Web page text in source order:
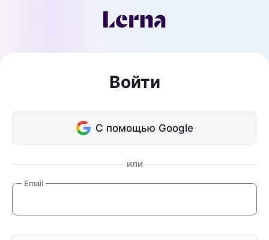
Войти
С помощью Google
или
Email